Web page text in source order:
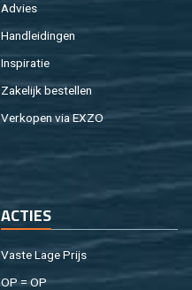
Ad­vies
Hand­lei­din­gen
In­spi­ra­tie
Za­ke­lijk be­stel­len
Ver­ko­pen via EXZO
AC­TIES
Vaste Lage Prijs
OP = OP